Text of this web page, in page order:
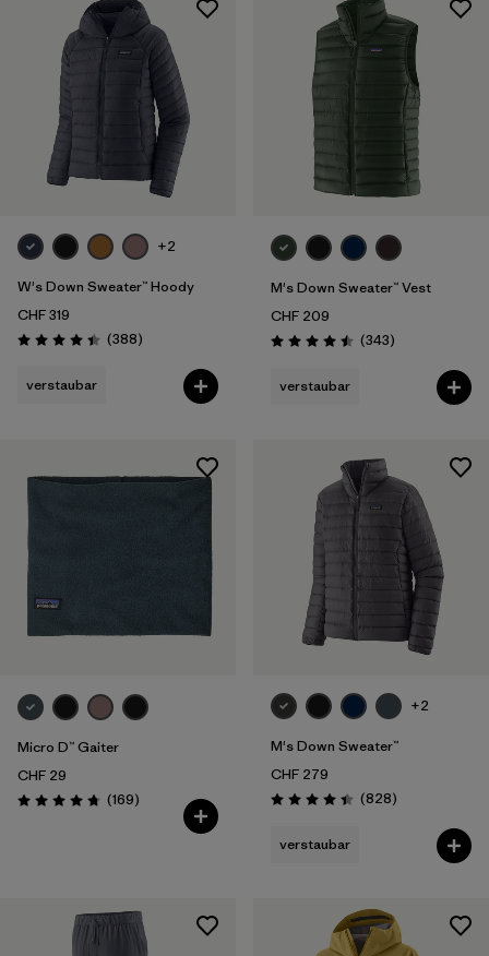
+2
W's Down Sweater™ Hoody
CHF 319
Bewertung: 4.4 / 5
(388Rezensionen
)
verstaubar
M's Down Sweater™ Vest
CHF 209
Bewertung: 4.5 / 5
(343Rezensionen
)
verstaubar
Micro D™ Gaiter
CHF 29
Bewertung: 4.7 / 5
(169Rezensionen
)
+2
M's Down Sweater™
CHF 279
Bewertung: 4.4 / 5
(828Rezensionen
)
verstaubar